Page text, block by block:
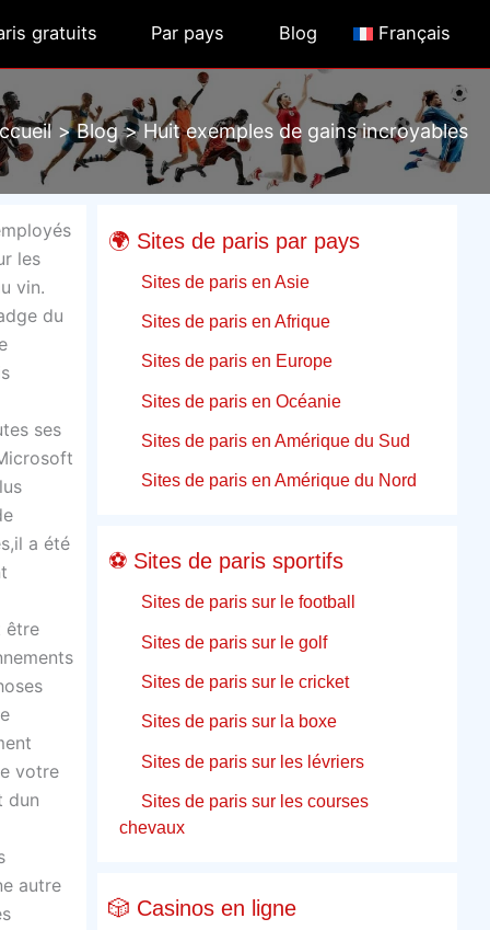
gratuits Par pays Blog Français
Blog Huit exemples de gains incroyables
les
vin.
du
ses
a été
être
votre
dun
autre
🌍 Sites de paris par pays
Sites de paris en Asie
Sites de paris en Afrique
Sites de paris en Europe
Sites de paris en Océanie
Sites de paris en Amérique du Sud
Sites de paris en Amérique du Nord
⚽ Sites de paris sportifs
Sites de paris sur le football
Sites de paris sur le golf
Sites de paris sur le cricket
Sites de paris sur la boxe
Sites de paris sur les lévriers
Sites de paris sur les courses
chevaux
🎲 Casinos en ligne